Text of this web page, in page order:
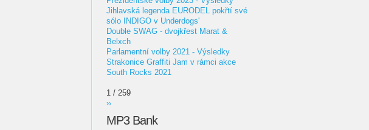
Jihlavská legenda EURODEL pokřtí své
sólo INDIGO v Underdogs'
Double SWAG - dvojkřest Marat &
Belxch
Parlamentní volby 2021 - Výsledky
Strakonice Graffiti Jam v rámci akce
South Rocks 2021
1 / 259
››
MP3 Bank